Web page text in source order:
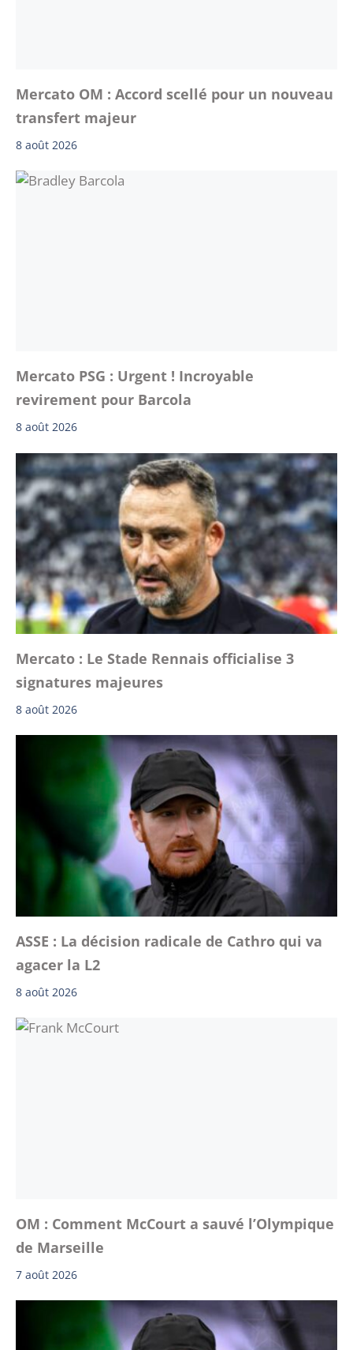
Mercato OM : Accord scellé pour un nouveau
transfert majeur
8 août 2026
Mercato PSG : Urgent ! Incroyable
revirement pour Barcola
8 août 2026
Mercato : Le Stade Rennais officialise 3
signatures majeures
8 août 2026
ASSE : La décision radicale de Cathro qui va
agacer la L2
8 août 2026
OM : Comment McCourt a sauvé l’Olympique
de Marseille
7 août 2026